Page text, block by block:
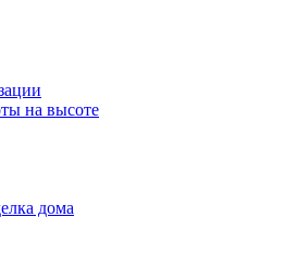
на высоте
дома